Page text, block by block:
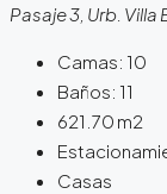
Pasaje 3, Urb.
Camas: 10
Baños: 11
621.70 m2
Casas